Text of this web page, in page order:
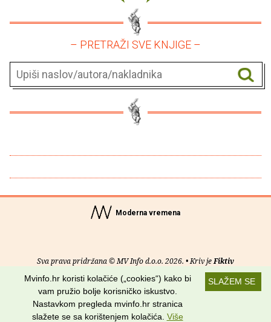
– PRETRAŽI SVE KNJIGE –
Moderna vremena
Sva prava pridržana © MV Info d.o.o. 2026. • Kriv jeFiktiv
O nama• Pomoć• Uvjeti korištenja•RSS kanali
Potraži nas na:
SLAŽEM SE
Mvinfo.hr koristi kolačiće („cookies“) kako bi
vam pružio bolje korisničko iskustvo.
Nastavkom pregleda mvinfo.hr stranica
slažete se sa korištenjem kolačića. Više